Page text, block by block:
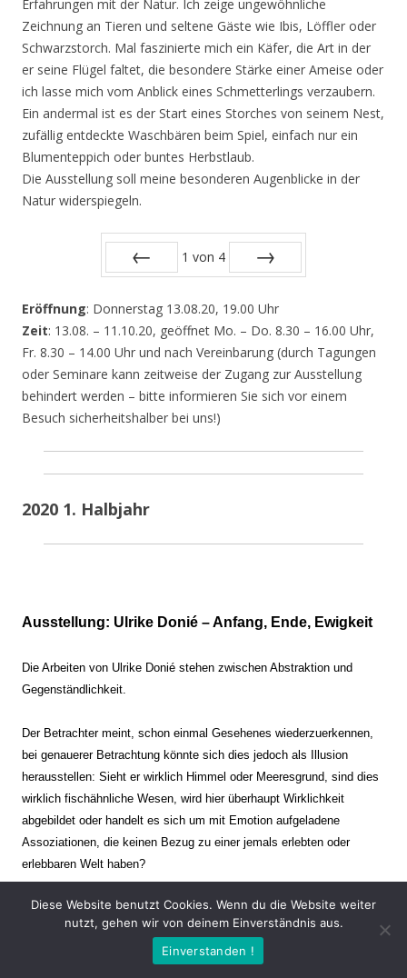
Erfahrungen mit der Natur. Ich zeige ungewöhnliche
Zeichnung an Tieren und seltene Gäste wie Ibis, Löffler oder
Schwarzstorch. Mal faszinierte mich ein Käfer, die Art in der
er seine Flügel faltet, die besondere Stärke einer Ameise oder
ich lasse mich vom Anblick eines Schmetterlings verzaubern.
Ein andermal ist es der Start eines Storches von seinem Nest,
zufällig entdeckte Waschbären beim Spiel, einfach nur ein
Blumenteppich oder buntes Herbstlaub.
Die Ausstellung soll meine besonderen Augenblicke in der
Natur widerspiegeln.
1 von 4
Eröffnung: Donnerstag 13.08.20, 19.00 Uhr
Zeit: 13.08. – 11.10.20, geöffnet Mo. – Do. 8.30 – 16.00 Uhr,
Fr. 8.30 – 14.00 Uhr und nach Vereinbarung (durch Tagungen
oder Seminare kann zeitweise der Zugang zur Ausstellung
behindert werden – bitte informieren Sie sich vor einem
Besuch sicherheitshalber bei uns!)
2020 1. Halbjahr
Ausstellung: Ulrike Donié – Anfang, Ende, Ewigkeit
Die Arbeiten von Ulrike Donié stehen zwischen Abstraktion und
Gegenständlichkeit.
Der Betrachter meint, schon einmal Gesehenes wiederzuerkennen,
bei genauerer Betrachtung könnte sich dies jedoch als Illusion
herausstellen: Sieht er wirklich Himmel oder Meeresgrund, sind dies
wirklich fischähnliche Wesen, wird hier überhaupt Wirklichkeit
abgebildet oder handelt es sich um mit Emotion aufgeladene
Assoziationen, die keinen Bezug zu einer jemals erlebten oder
erlebbaren Welt haben?
Verharren und Dynamik stehen sich dabei gegenüber. Zeit steht still
oder verrinnt im Nu. Es soll dabei eine Spannung, auch farblich, bis
zur Schmerzgrenze erzeugt werden. Die Arbeiten stellen ambivalente
Diese Website benutzt Cookies. Wenn du die Website weiter
nutzt, gehen wir von deinem Einverständnis aus.
Einverstanden !